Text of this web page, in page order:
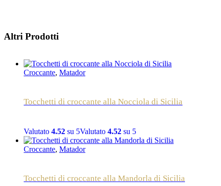
Altri Prodotti
Croccante, Matador
Tocchetti di croccante alla Nocciola di Sicilia
Valutato 4.52 su 5Valutato 4.52 su 5
Croccante, Matador
Tocchetti di croccante alla Mandorla di Sicilia